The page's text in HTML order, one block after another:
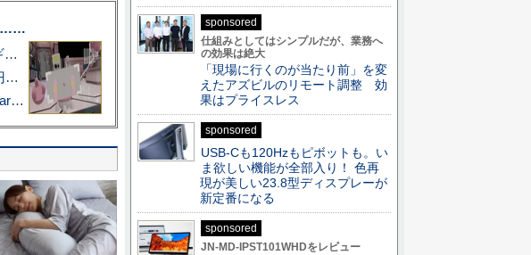
……
プロ野球も対象に、急成長する「予測市場」 これは投資か、ギャンブルか
アマゾン配送を支える物流大手、ステーブルコイン企業に10億円投資のワケ
あこがれの旗艦モバイルノートPC最新モデル=「ThinkPad X1 Carbon Gen 14 Aura Edition」実機レビュー
sponsored
仕組みとしてはシンプルだが、業務へ
の効果は絶大
「現場に行くのが当たり前」を変
えたアズビルのリモート調整 効
果はプライスレス
sponsored
USB-Cも120Hzもピボットも。い
ま欲しい機能が全部入り！ 色再
現が美しい23.8型ディスプレーが
新定番になる
sponsored
JN-MD-IPST101WHDをレビュー